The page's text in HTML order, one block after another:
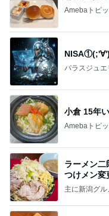
Amebaトピ
NISA①(;'∀')
パラスジュ
小倉 15年
Amebaトピ
ラーメン二
つけメン変
主に新潟グ